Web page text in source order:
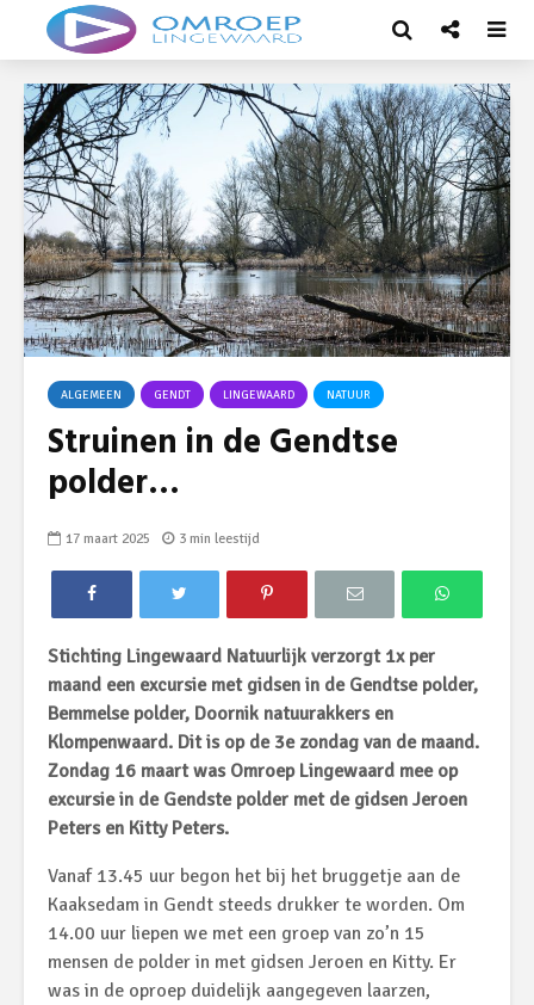
ALGEMEEN GENDT LINGEWAARD NATUUR
Struinen in de Gendtse
polder…
17 maart 2025 3 min leestijd
Stichting Lingewaard Natuurlijk verzorgt 1x per
maand een excursie met gidsen in de Gendtse polder,
Bemmelse polder, Doornik natuurakkers en
Klompenwaard. Dit is op de 3e zondag van de maand.
Zondag 16 maart was Omroep Lingewaard mee op
excursie in de Gendste polder met de gidsen Jeroen
Peters en Kitty Peters.
Vanaf 13.45 uur begon het bij het bruggetje aan de
Kaaksedam in Gendt steeds drukker te worden. Om
14.00 uur liepen we met een groep van zo’n 15
mensen de polder in met gidsen Jeroen en Kitty. Er
was in de oproep duidelijk aangegeven laarzen,